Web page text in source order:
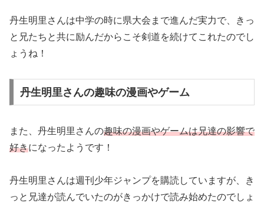
丹生明里さんは中学の時に県大会まで進んだ実力で、きっ
と兄たちと共に励んだからこそ剣道を続けてこれたのでし
ょうね！
丹生明里さんの趣味の漫画やゲーム
また、丹生明里さんの趣味の漫画やゲームは兄達の影響で
好きになったようです！
丹生明里さんは週刊少年ジャンプを購読していますが、き
っと兄達が読んでいたのがきっかけで読み始めたのでしょ